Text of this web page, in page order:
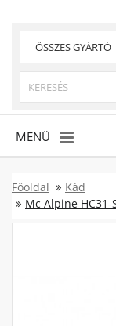
MENÜ
Főoldal
Kád
Mc Alpine